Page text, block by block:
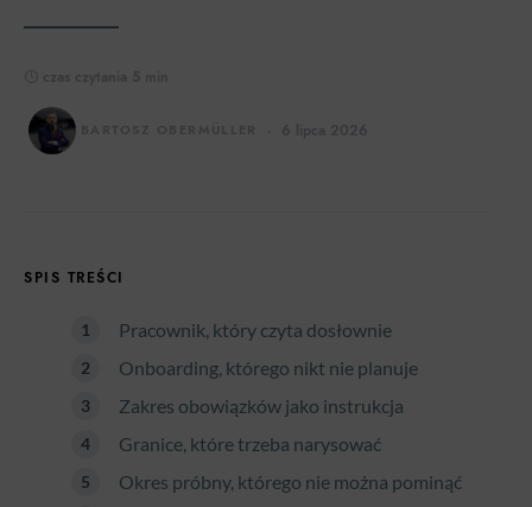
SPIS TREŚCI
Pracownik, który czyta dosłownie
Onboarding, którego nikt nie planuje
Zakres obowiązków jako instrukcja
Granice, które trzeba narysować
Okres próbny, którego nie można pominąć